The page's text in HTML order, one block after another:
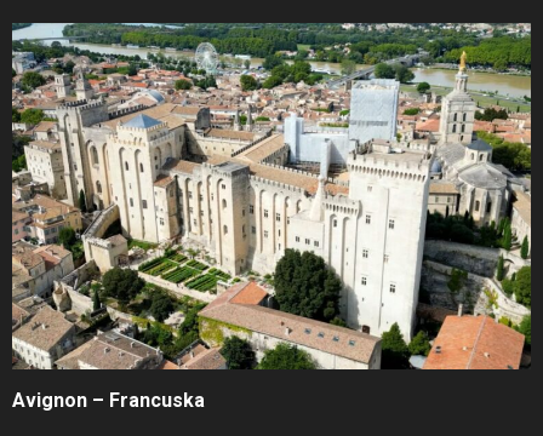
Avignon – Francuska